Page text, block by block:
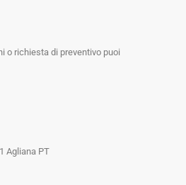
o richiesta di preventivo puoi
Agliana PT